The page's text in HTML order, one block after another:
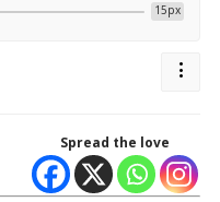
15px
Spread the love